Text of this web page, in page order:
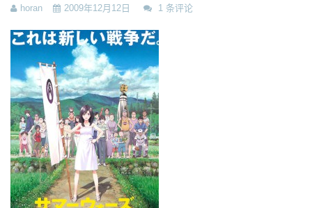
horan 2009年12月12日 1 条评论